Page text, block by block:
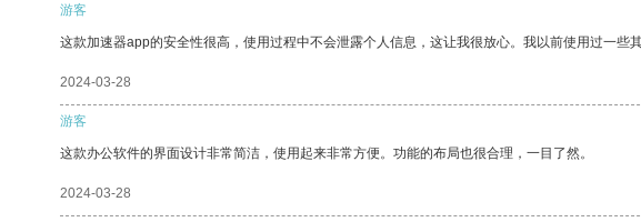
游客
这款加速器app的安全性很高，使用过程中不会泄露个人信息，这让我很放心。我以前使用过一些
2024-03-28
游客
这款办公软件的界面设计非常简洁，使用起来非常方便。功能的布局也很合理，一目了然。
2024-03-28